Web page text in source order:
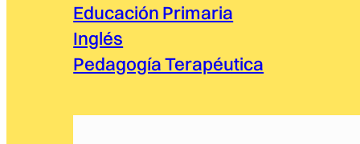
Educación Primaria
Inglés
Pedagogía Terapéutica